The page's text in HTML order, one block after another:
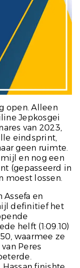
open. Alleen
Jepkosgei
van 2023,
eindsprint,
geen ruimte.
en nog een
(gepasseerd in
moest lossen.
Assefa en
definitief het
helft (1:09.10)
waarmee ze
Peres